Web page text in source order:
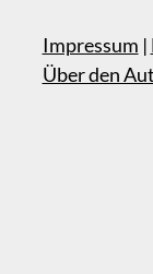
Impressum |
Über den